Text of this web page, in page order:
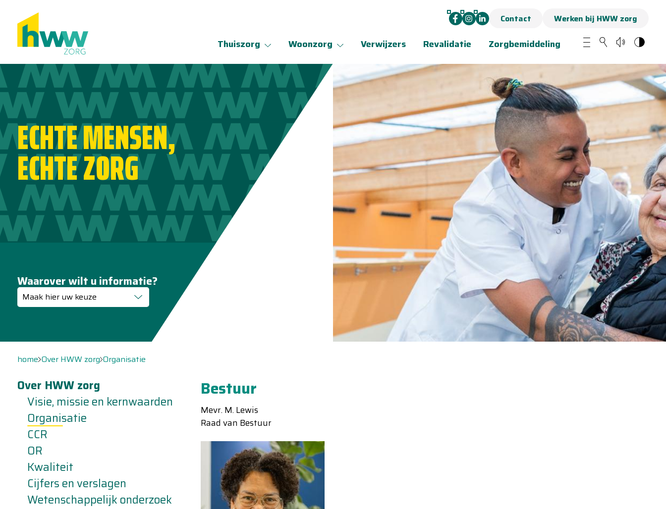
Contact Werken bij HWW zorg
Thuiszorg Woonzorg Verwijzers Revalidatie Zorgbemiddeling
ECHTE MENSEN,
ECHTE ZORG
Waarover wilt u informatie?
Maak hier uw keuze
home Over HWW zorg Organisatie
Over HWW zorg
Visie, missie en kernwaarden
Organisatie
CCR
OR
Kwaliteit
Cijfers en verslagen
Wetenschappelijk onderzoek
Bestuur
Mevr. M. Lewis
Raad van Bestuur